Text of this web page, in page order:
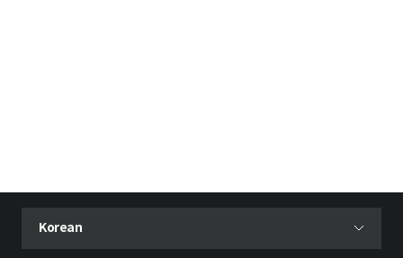
언어 선택 메뉴 열기
현재 선택된 언어
Korean